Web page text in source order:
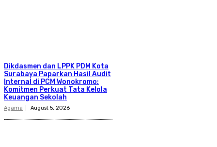
Dikdasmen dan LPPK PDM Kota
Surabaya Paparkan Hasil Audit
Internal di PCM Wonokromo:
Komitmen Perkuat Tata Kelola
Keuangan Sekolah
Agama August 5, 2026